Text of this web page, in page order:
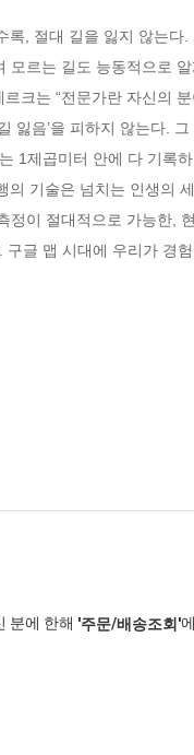
록, 절대 길을 잃지 않는
모르는 길도 능동적으로
크는 “전문가란 자신의
잃음’을 피하지 않는다.
1제곱미터 안에 다 기록
의 기술은 넘치는 인생
정이 절대적으로 가능한,
글 맵 시대에 우리가 경
분에 한해 '주문/배송조회'